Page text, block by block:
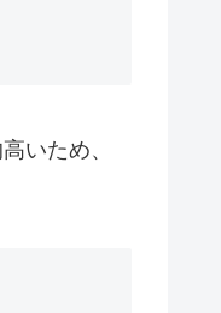
いため、